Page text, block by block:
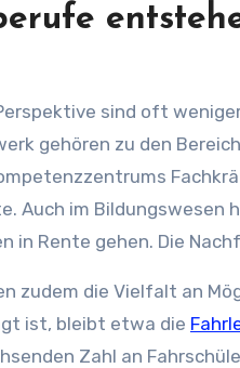
sind oft
gehören zu den
Auch im Bildungswesen
in Rente gehen. Die
zudem die Vielfalt an
ist, bleibt etwa die
Zahl an